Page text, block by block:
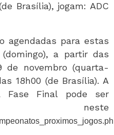
Brasília), jogam: ADC
agendadas para estas
a partir das
de novembro (quarta-
18h00 (de Brasília). A
Fase Final pode ser
neste